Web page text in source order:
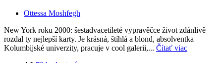
Ottessa Moshfegh
New York roku 2000: šestadvacetileté vypravěčce život zdánlivě
rozdal ty nejlepší karty. Je krásná, štíhlá a blond, absolventka
Kolumbijské univerzity, pracuje v cool galerii,... Čítať viac